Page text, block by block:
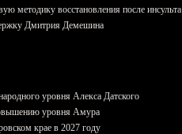
методику восстановления после инсульта
Дмитрия Демешина
уровня Алекса Датского
уровня Амура
крае в 2027 году